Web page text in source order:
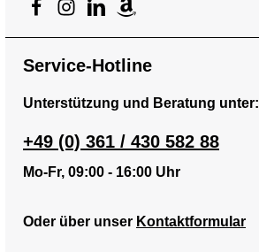
Service-Hotline
Unterstützung und Beratung unter:
+49 (0) 361 / 430 582 88
Mo-Fr, 09:00 - 16:00 Uhr
Oder über unser Kontaktformular